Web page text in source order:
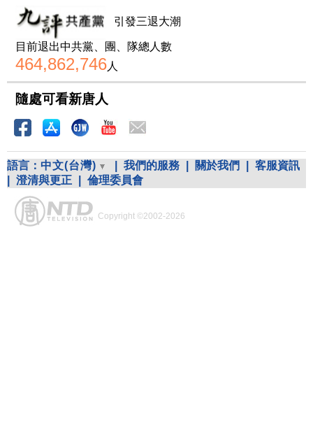
引發三退大潮
目前退出中共黨、團、隊總人數
464,862,746人
隨處可看新唐人
語言： 中文(台灣) 我們的服務 關於我們
客服資訊
澄清與更正 倫理委員會
Copyright ©2002-2026